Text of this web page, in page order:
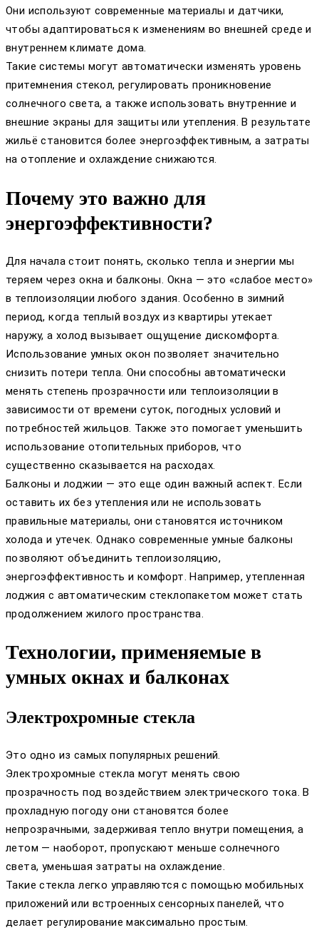
Они используют современные материалы и датчики,
чтобы адаптироваться к изменениям во внешней среде и
внутреннем климате дома.
Такие системы могут автоматически изменять уровень
притемнения стекол, регулировать проникновение
солнечного света, а также использовать внутренние и
внешние экраны для защиты или утепления. В результате
жильё становится более энергоэффективным, а затраты
на отопление и охлаждение снижаются.
Почему это важно для
энергоэффективности?
Для начала стоит понять, сколько тепла и энергии мы
теряем через окна и балконы. Окна — это «слабое место»
в теплоизоляции любого здания. Особенно в зимний
период, когда теплый воздух из квартиры утекает
наружу, а холод вызывает ощущение дискомфорта.
Использование умных окон позволяет значительно
снизить потери тепла. Они способны автоматически
менять степень прозрачности или теплоизоляции в
зависимости от времени суток, погодных условий и
потребностей жильцов. Также это помогает уменьшить
использование отопительных приборов, что
существенно сказывается на расходах.
Балконы и лоджии — это еще один важный аспект. Если
оставить их без утепления или не использовать
правильные материалы, они становятся источником
холода и утечек. Однако современные умные балконы
позволяют объединить теплоизоляцию,
энергоэффективность и комфорт. Например, утепленная
лоджия с автоматическим стеклопакетом может стать
продолжением жилого пространства.
Технологии, применяемые в
умных окнах и балконах
Электрохромные стекла
Это одно из самых популярных решений.
Электрохромные стекла могут менять свою
прозрачность под воздействием электрического тока. В
прохладную погоду они становятся более
непрозрачными, задерживая тепло внутри помещения, а
летом — наоборот, пропускают меньше солнечного
света, уменьшая затраты на охлаждение.
Такие стекла легко управляются с помощью мобильных
приложений или встроенных сенсорных панелей, что
делает регулирование максимально простым.